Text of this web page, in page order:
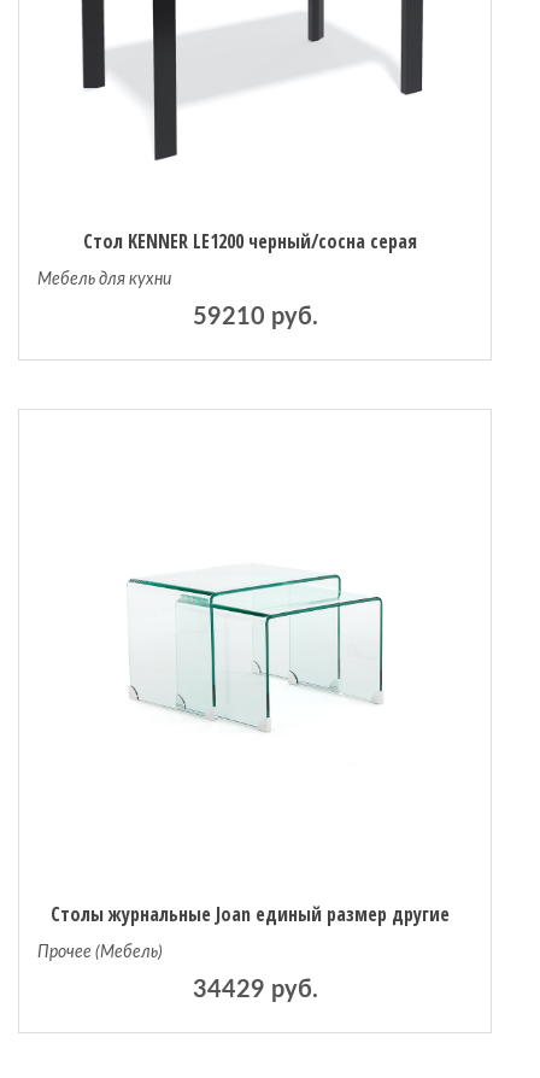
Стол KENNER LE1200 черный/сосна серая
Мебель для кухни
59210 руб.
Столы журнальные Joan единый размер другие
Прочее (Мебель)
34429 руб.